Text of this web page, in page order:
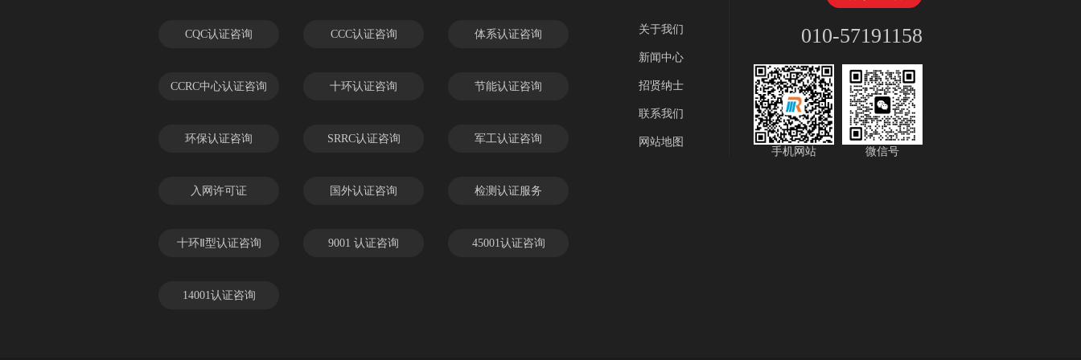
CQC认证咨询 CCC认证咨询 体系认证咨询
CCRC中心认证咨询 十环认证咨询 节能认证咨询
环保认证咨询 SRRC认证咨询 军工认证咨询
入网许可证 国外认证咨询 检测认证服务
十环Ⅱ型认证咨询 9001 认证咨询 45001认证咨询
14001认证咨询
关于我们
新闻中心
招贤纳士
联系我们
网站地图
010-57191158
微信号
手机网站